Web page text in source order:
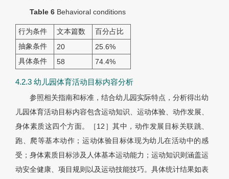
Table 6 Behavioral conditions
行为条件 文本篇数
百分占比
抽象条件
20
25.6%
具体条件
58 74.4%
4.2.3 幼儿园体育活动目标内容分析
参照相关指南和标准，结合幼儿园实际特点，分析得出幼
儿园体育活动目标内容包含运动知识、运动体验、动作发展、
身体素质这四个方面。［12］其中，动作发展目标关联跳、
跑、爬等基本动作；运动体验目标体现为幼儿在活动中的感
受；身体素质目标涉及人体基本运动能力；运动知识则涵盖运
动安全健康、项目规则以及运动技能技巧。具体统计结果如表